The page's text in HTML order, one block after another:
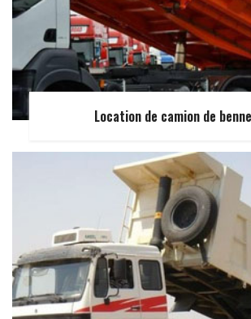
Location de camion de